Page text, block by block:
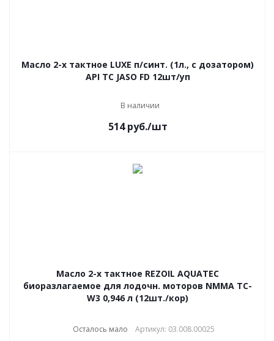
Масло 2-х тактное LUXE п/синт. (1л., c дозатором)
API TC JASO FD 12шт/уп
В наличии
514руб./шт
Масло 2-х тактное REZOIL AQUATEC
биоразлагаемое для лодочн. моторов NMMA TC-
W3 0,946 л (12шт./кор)
Осталось мало Артикул: 03.008.00025